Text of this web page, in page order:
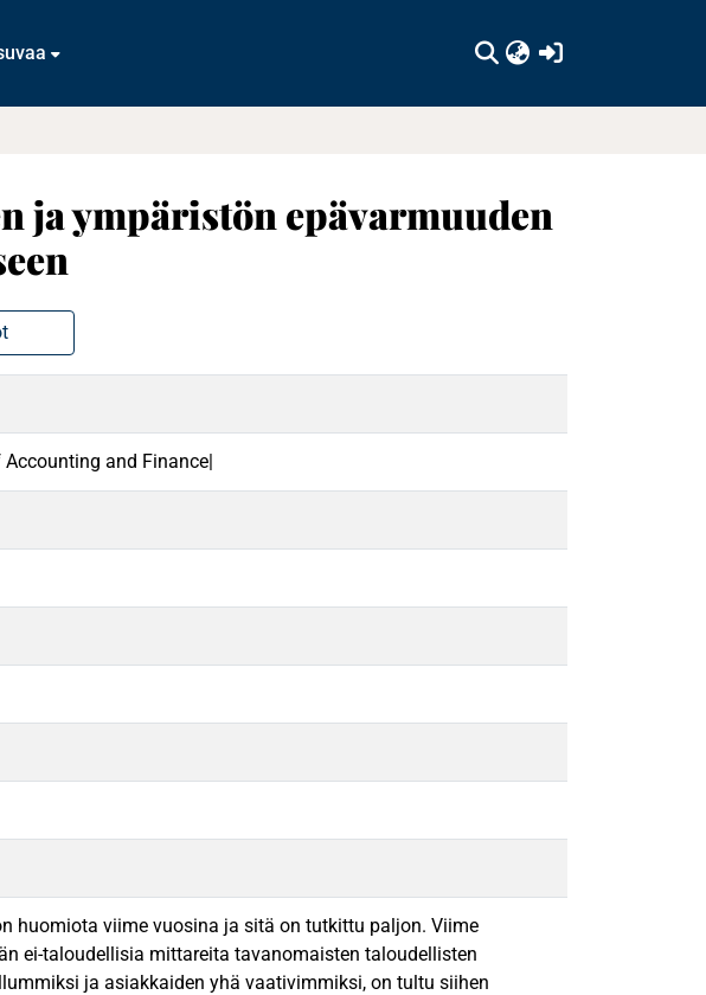
ja ympäristön epävarmuuden
and Finance|
huomiota viime vuosina ja sitä on tutkittu paljon. Viime
ei-taloudellisia mittareita tavanomaisten taloudellisten
ja asiakkaiden yhä vaativimmiksi, on tultu siihen